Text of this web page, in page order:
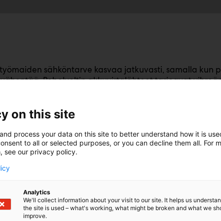
sähköntarve kasvaa jatkuvasti, samalla
Rebelvoltin akkuvirtalähteet tarjoavat
erinomaisesti hybridijärjestelmän osana.
optimoi energiankäytön
akustosta ja käynnistää generaattorin vain
kuormalla, polttoaineenkulutus voi pienentyä
ratkaisut soveltuvat erityisesti rakennustyömaille,
kohteisiin, joissa tarvitaan luotettavaa siirrettävää
Suomessa, ja ne tarjoavat etävalvonnan,
osastollemme keskustelemaan, kuinka voimme
on this site
process your data on this site to better understand how it is
to all or selected purposes, or you can decline them all. For
see our privacy policy.
Analytics
We'll collect information about your visit to our site. It helps us
the site is used – what's working, what might be broken and what we
improve.